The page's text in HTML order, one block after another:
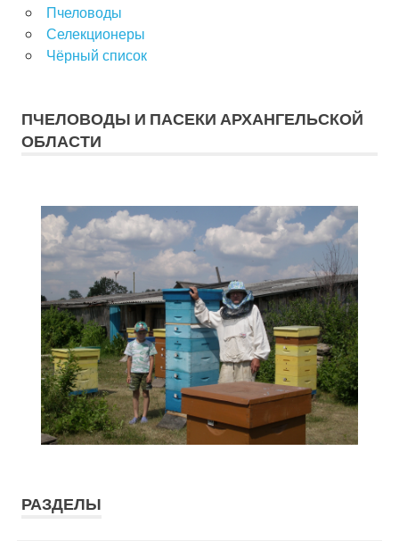
Пчеловоды
Селекционеры
Чёрный список
ПЧЕЛОВОДЫ И ПАСЕКИ АРХАНГЕЛЬСКОЙ
ОБЛАСТИ
РАЗДЕЛЫ